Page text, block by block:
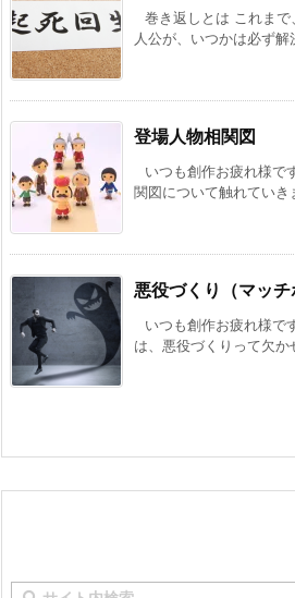
巻き返しとは これま
人公が、いつかは必ず
登場人物相関図
いつも創作お疲れ様で
関図について触れてい
悪役づくり（マッチ
いつも創作お疲れ様で
は、悪役づくりって欠